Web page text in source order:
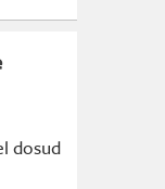
dosud